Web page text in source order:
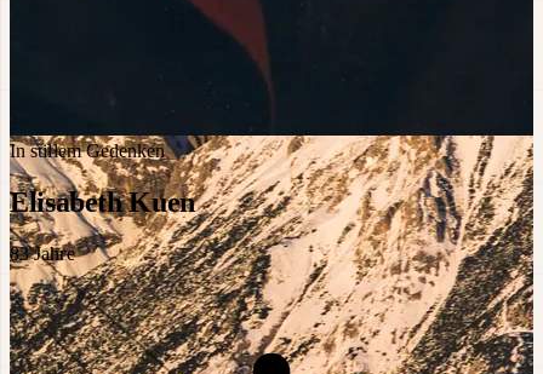
In stillem Gedenken
Elisabeth Kuen
83Jahre